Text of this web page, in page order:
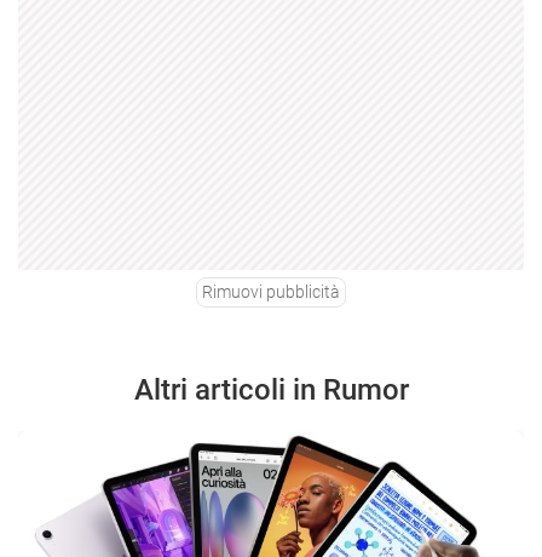
Rimuovi pubblicità
Altri articoli in Rumor